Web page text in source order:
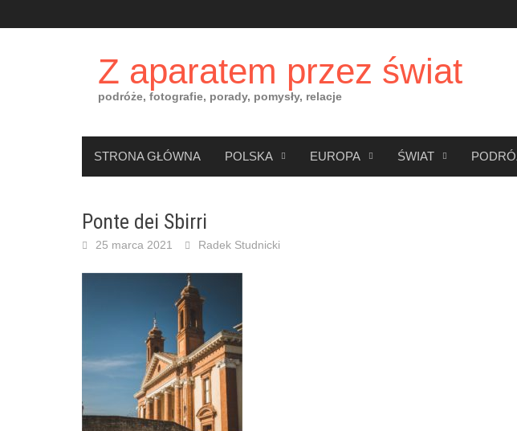
to
Z aparatem przez świat
podróże, fotografie, porady, pomysły, relacje
STRONA GŁÓWNA POLSKA EUROPA ŚWIAT
Ponte dei Sbirri
25 marca 2021 Radek Studnicki